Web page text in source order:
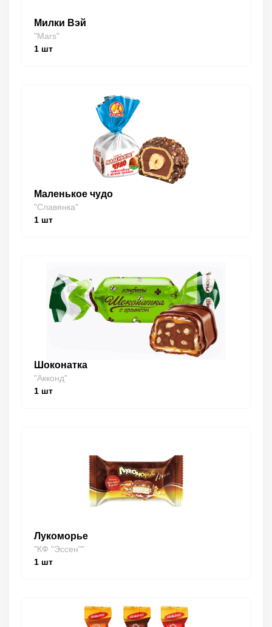
Милки Вэй
"Mars"
1 шт
Маленькое чудо
"Славянка"
1 шт
Шоконатка
"Акконд"
1 шт
Лукоморье
"КФ "Эссен""
1 шт